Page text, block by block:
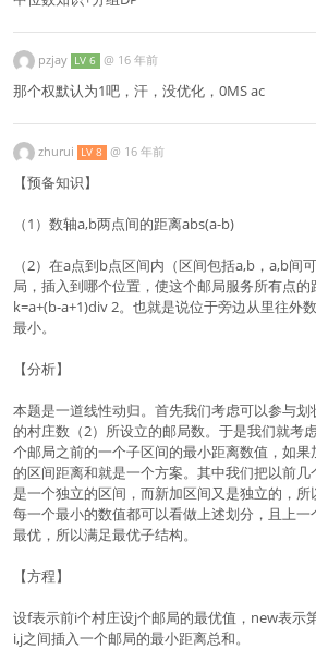
pzjay LV 6 @ 16 年前
那个权默认为1吧，汗，没优化，0MS ac
zhurui LV 8 @ 16 年前
【预备知识】
（1）数轴a,b两点间的距离abs(a-b)
（2）在a点到b点区间内（区间包括a,b，a,b间
局，插入到哪个位置，使这个邮局服务所有点的
k=a+(b-a+1)div 2。也就是说位于旁边从里往外
最小。
【分析】
本题是一道线性动归。首先我们考虑可以参与
的村庄数（2）所设立的邮局数。于是我们就考
个邮局之前的一个子区间的最小距离数值，如
的区间距离和就是一个方案。其中我们把以前
是一个独立的区间，而新加区间又是独立的，
每一个最小的数值都可以看做上述划分，且上
最优，所以满足最优子结构。
【方程】
设f表示前i个村庄设j个邮局的最优值，new表示
i,j之间插入一个邮局的最小距离总和。